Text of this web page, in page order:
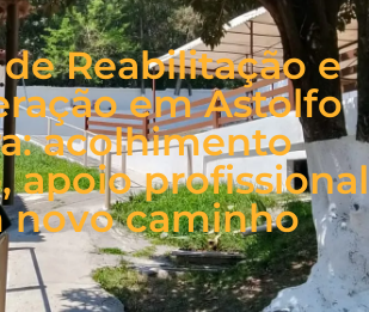
Reabilitação e
em Astolfo
acolhimento
apoio profissional
novo caminho